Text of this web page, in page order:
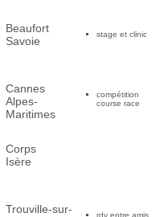
Beaufort
Savoie
stage et clinic
Cannes
Alpes-
Maritimes
compétition
course race
Corps
Isère
Trouville-sur-
rdv entre amis